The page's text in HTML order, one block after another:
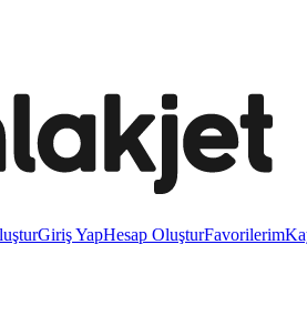
Giriş YapHesap OluşturFavorilerim